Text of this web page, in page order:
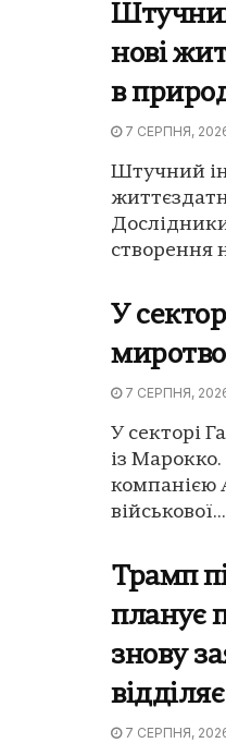
нові
в
7 СЕРПНЯ,
Штучний
створення
У
7 СЕРПНЯ,
У секторі
із
компанією
військової...
Трамп
планує
знову
7 СЕРПНЯ,